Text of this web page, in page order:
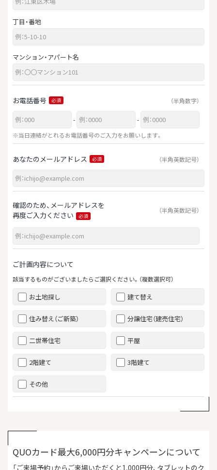
丁目・番地
マンション・アパート名
お電話番号 必須 （半角数字）
-
-
※当日連絡がとれるお電話番号のご入力をお願いします。
あなたのメールアドレス 必須 （半角英数記号）
確認のため、メールアドレスを
再度ご入力ください
必須
（半角英数記号）
ご計画内容について
該当するものがございましたらご選択ください。（複数選択可）
お土地探し 建て替え
住み替え（ご新築） 分譲住宅（建売住宅）
二世帯住宅 平屋
2階建て 3階建て
その他
QUOカード最大6,000円分キャンペーンについて
「ご来場予約」からご来場いただくと1,000円分、タブレットのク